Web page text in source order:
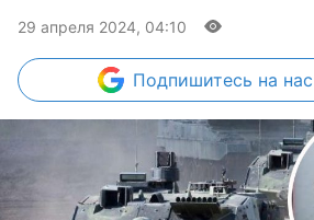
29 апреля 2024, 04:10
Подпишитесь на